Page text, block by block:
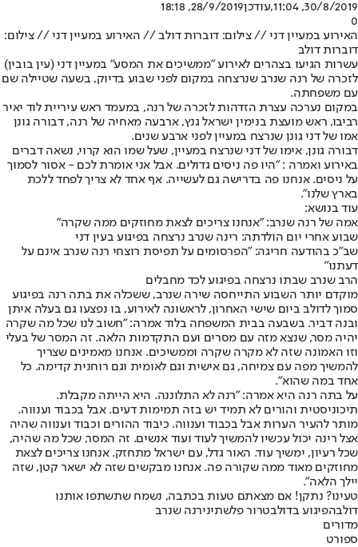
30/8/2019, 11:04
,עודכן28/9/2019, 18:18
0
האירוע במעיין דני // צילום: דוברות דולב // האירוע במעיין דני // צילום:
דוברות דולב
עשרות הגיעו בצהרים לאירוע ״ממשיכים את המסע" במעיין דני (עין בובין)
לזכרה של רנה שנרב שנרצחה במקום לפני שבוע בדיוק, בשעה שטיילה שם
עם משפחתה.
במקום נערכה עצרת הזדהות לזכרה של רנה, במעמד ראש עיריית לוד יאיר
רביבו, ראש מועצת בנימין ישראל גנץ, ארבעה מאחיה של רנה, דבורה גונן
אמו של דני גונן שנרצח במעיין לפני ארבע שנים.
דבורה גונן, אימו של דני שנרצח במעיין, שעל שמו הוא קרוי, נשאה דברים
באירוע ואמרה : "היו פה ניסים גדולים. אבל אני אומרת לכם - אסור לסמוך
על ניסים. אנחנו פה בדרישה גם לעשייה. אף אחד לא צריך לפחד ללכת
בארץ שלנו".
עוד בנושא:
אמה של רנה שנרב: "אנחנו צריכים לצאת מחוזקים ממה שקרה"
שבוע אחרי יום הולדתה: רינה שנרב נרצחה בפיגוע בעין דני
שב"כ בהודעה חריגה: "הפרסומים על תפיסת רוצחי רנה שנרב אינם על
דעתנו"
הרב שנרב שבתו נרצחה בפיגוע לכד מחבלים
מוקדם יותר השבוע התייחסה שירה שנרב, ששכלה את בתה רנה בפיגוע
סמוך לדולב ביום שישי האחרון, לראשונה לאירוע, בו נפצעו גם בעלה איתן
ובנה דביר. בשבעה בבית המשפחה בלוד אמרה: "חשוב לנו שכל מה שקרה
יהיה מסר, שנצא מזה עם מסרים ועם התקדמות הלאה. זה המסר של בעלי
וזו האמונה שזה לא מקרה שקרה וממשיכים. אנחנו מאמינים שצריך
להמשיך מפה עם צמיחה, גם אישית וגם לאומית וגם רוחנית קדימה. כל
אחד במה שהוא".
על בתה רנה היא אמרה: "רנה לא התלוננה. היא הייתה מקבלת.
תיכוניסטית והורים לא תמיד יש בזה תמימות דעים. אבל בכבוד וענווה.
מותר להעיר הערות אבל בכבוד וענווה. כיבוד ההורים וכבוד וענווה שהיה
אצל רינה יכול עכשיו להמשיך לעוד ועוד אנשים. זה המסר, שכל מה שהיה,
שכל רעיון, ימשיך עוד. האור גדל, עם ישראל מתחזק. אנחנו צריכים לצאת
מחוזקים מאוד ממה שקורה פה. אנחנו מבקשים שזה לא ישאר קטן, שזה
יילך הלאה".
טעינו? נתקן! אם מצאתם טעות בכתבה, נשמח שתשתפו אותנו
דולבהפיגוע בדולבטרור פלשתינירנה שנרב
מדורים
ספורט